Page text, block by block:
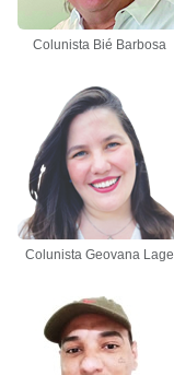
Colunista Bié Barbosa
Colunista Geovana Lage